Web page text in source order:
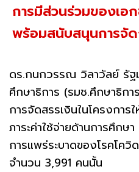
การมีส่วนร่วมของเอ
พร้อมสนับสนุนการจั
ดร.กนกวรรณ วิลาวัลย์ รัฐ
ศึกษาธิการ (รมช.ศึกษาธิกา
การจัดสรรเงินในโครงการ
ภาระค่าใช้จ่ายด้านการศึก
การแพร่ระบาดของโรคโค
จำนวน 3,991 คนนั้น